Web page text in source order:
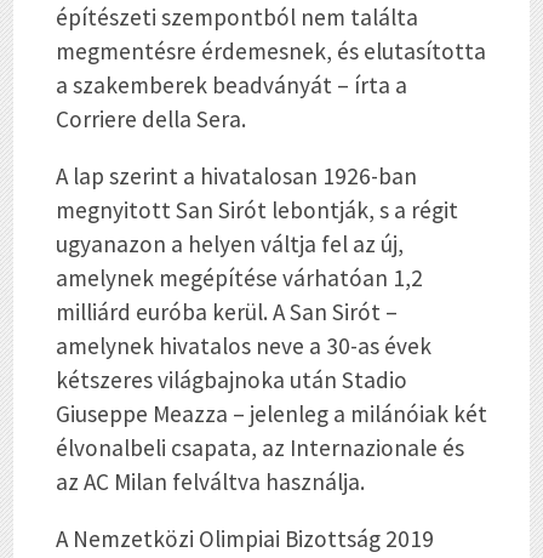
építészeti szempontból nem találta
megmentésre érdemesnek, és elutasította
a szakemberek beadványát – írta a
Corriere della Sera.
A lap szerint a hivatalosan 1926-ban
megnyitott San Sirót lebontják, s a régit
ugyanazon a helyen váltja fel az új,
amelynek megépítése várhatóan 1,2
milliárd euróba kerül. A San Sirót –
amelynek hivatalos neve a 30-as évek
kétszeres világbajnoka után Stadio
Giuseppe Meazza – jelenleg a milánóiak két
élvonalbeli csapata, az Internazionale és
az AC Milan felváltva használja.
A Nemzetközi Olimpiai Bizottság 2019